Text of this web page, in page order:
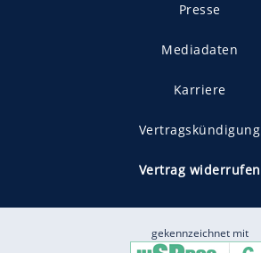
Presse
Mediadaten
Karriere
Vertragskündigung
Vertrag widerrufen
gekennzeichnet mit